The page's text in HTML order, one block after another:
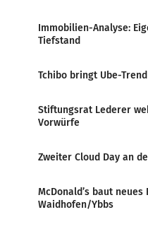
Immobilien-Analyse:
Tiefstand
Tchibo bringt Ube-
Stiftungsrat Lederer
Vorwürfe
Zweiter Cloud Day an
McDonald’s baut
Waidhofen/Ybbs